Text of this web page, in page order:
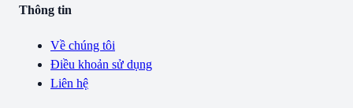
Thông tin
Về chúng tôi
Điều khoản sử dụng
Liên hệ